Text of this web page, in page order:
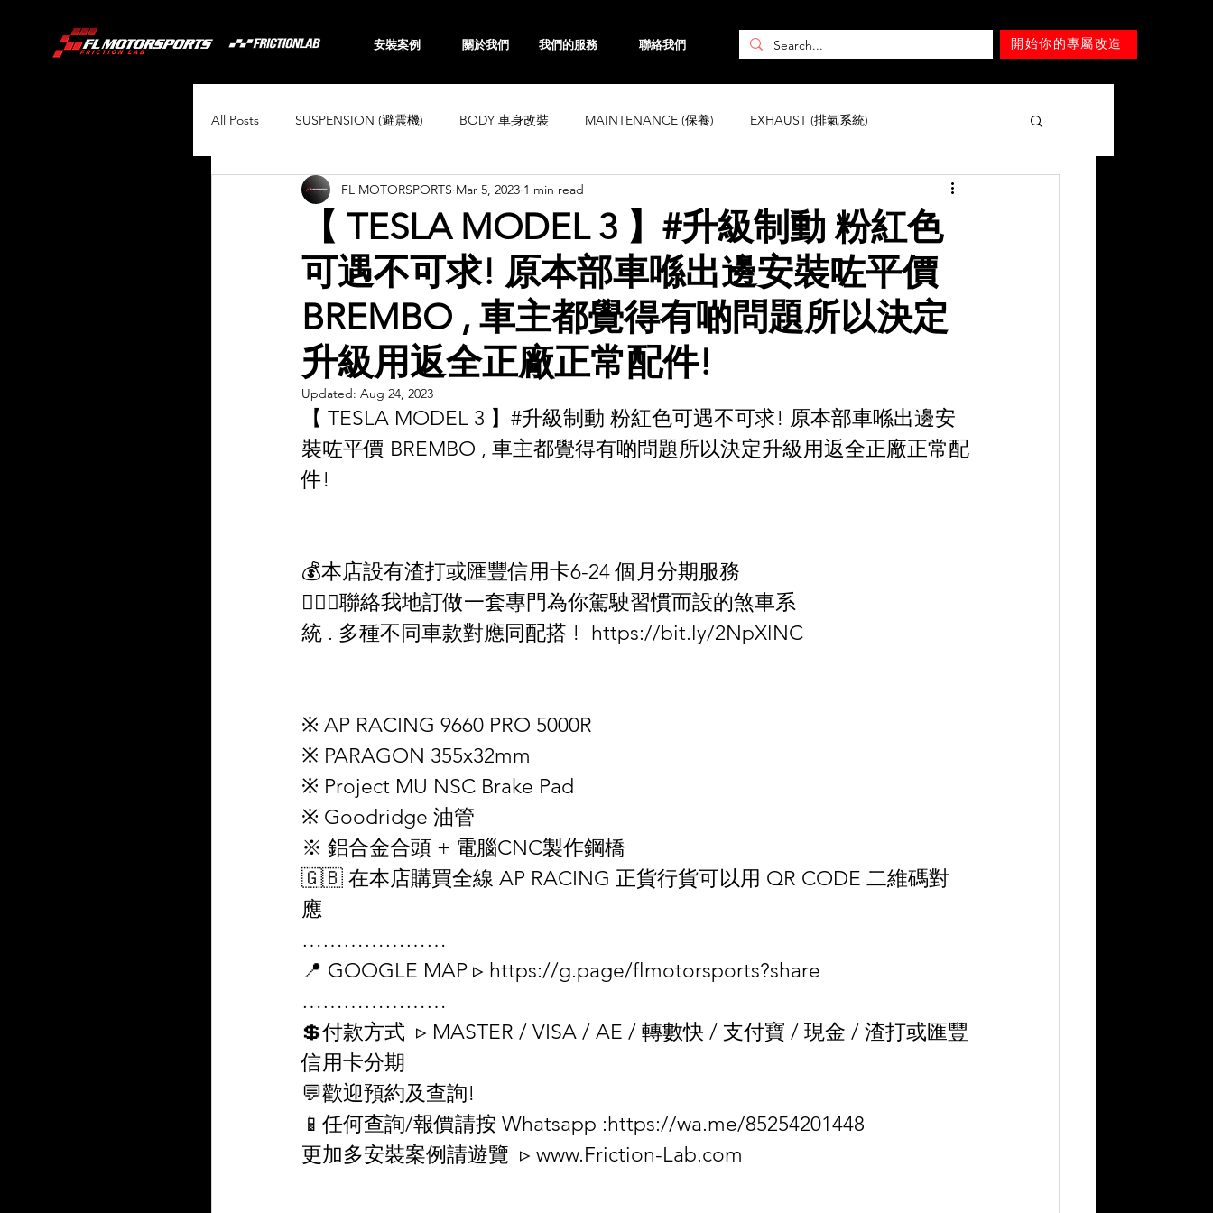
安裝案例 關於我們 我們的服務 聯絡我們 開始你的專屬改造
All Posts SUSPENSION (避震機) BODY 車身改裝 MAINTENANCE (保養) EXHAUST (排氣系統)
BRAKING (煞車系統) CHASSIS 車身強化 WHEELS 鈴 Mercedes-Benz
BMW Toyota Honda Subaru Mini Maserati Hyundai Lexus Nissan
Land Rover Kia MAZDA Volvo Jaguar Mitsubishi SUZUKI
【 TESLA MODEL 3 】#升級制動 粉紅色
可遇不可求! 原本部車喺出邊安裝咗平價
BREMBO , 車主都覺得有啲問題所以決定
升級用返全正廠正常配件!
FL MOTORSPORTS Mar 5, 2023 1 min read
Updated: Aug 24, 2023
【 TESLA MODEL 3 】#升級制動 粉紅色可遇不可求! 原本部車喺出邊安
裝咗平價 BREMBO , 車主都覺得有啲問題所以決定升級用返全正廠正常配
件!
💰本店設有渣打或匯豐信用卡6-24 個月分期服務
💁🏻‍♀️聯絡我地訂做一套專門為你駕駛習慣而設的煞車系
統 . 多種不同車款對應同配搭 !  https://bit.ly/2NpXlNC
※ AP RACING 9660 PRO 5000R
※ PARAGON 355x32mm
※ Project MU NSC Brake Pad
※ Goodridge 油管
※ 鋁合金合頭 + 電腦CNC製作鋼橋
🇬🇧 在本店購買全線 AP RACING 正貨行貨可以用 QR CODE 二維碼對
應
…………………
📍 GOOGLE MAP ▹ https://g.page/flmotorsports?share
…………………
💲付款方式  ▹ MASTER / VISA / AE / 轉數快 / 支付寶 / 現金 / 渣打或匯豐
信用卡分期
💬歡迎預約及查詢!
📱任何查詢/報價請按 Whatsapp :https://wa.me/85254201448
更加多安裝案例請遊覽  ▹ www.Friction-Lab.com